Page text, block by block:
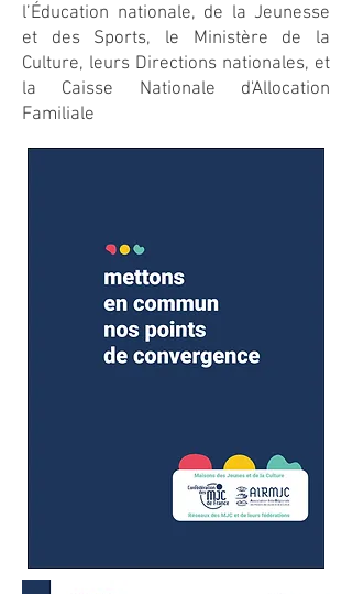
l’Éducation nationale, de la Jeunesse
et des Sports, le Ministère de la
Culture, leurs Directions nationales, et
la Caisse Nationale d'Allocation
Familiale